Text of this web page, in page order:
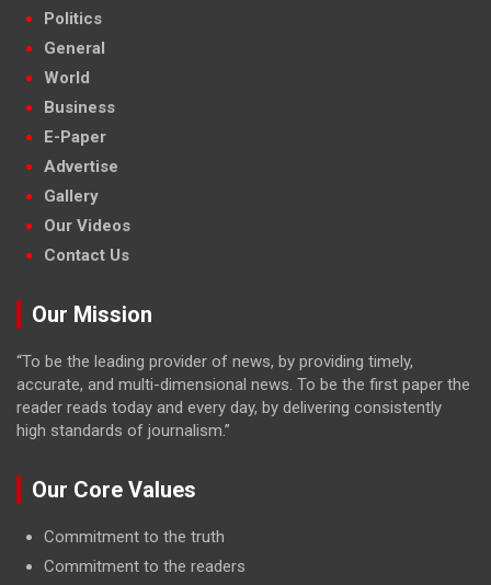
Politics
General
World
Business
E-Paper
Advertise
Gallery
Our Videos
Contact Us
Our Mission
“To be the leading provider of news, by providing timely,
accurate, and multi-dimensional news. To be the first paper the
reader reads today and every day, by delivering consistently
high standards of journalism.”
Our Core Values
Commitment to the truth
Commitment to the readers